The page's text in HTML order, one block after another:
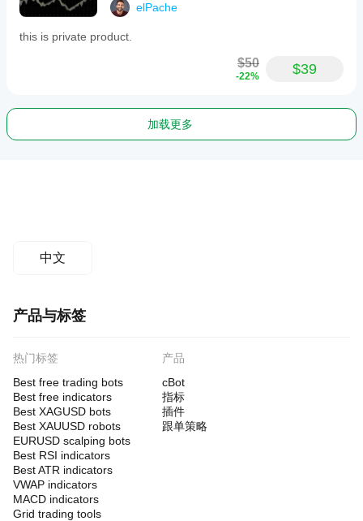
elPache
this is private product.
$50
-22% $39
加载更多
中文
产品与标签
热门标签
Best free trading bots
Best free indicators
Best XAGUSD bots
Best XAUUSD robots
EURUSD scalping bots
Best RSI indicators
Best ATR indicators
VWAP indicators
MACD indicators
Grid trading tools
产品
cBot
指标
插件
跟单策略